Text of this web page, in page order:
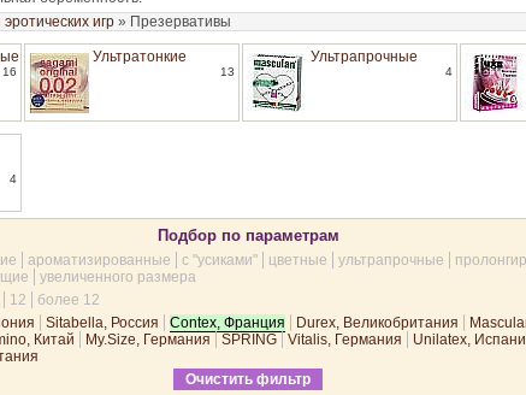
игр » Презервативы
16
Ультратонкие
13
Ультрапрочные
4
4
Подбор по параметрам
ароматизированные с "усиками" цветные ультрапрочные
увеличенного размера
12
более 12
Sitabella, Россия Contex, Франция Durex, Великобритания
Китай My.Size, Германия SPRING Vitalis, Германия Unilatex,
Очистить фильтр